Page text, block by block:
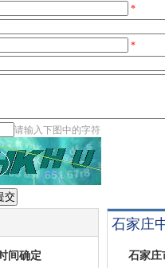
*
*
请输入下图中的字符
间确定
石家庄
石家庄